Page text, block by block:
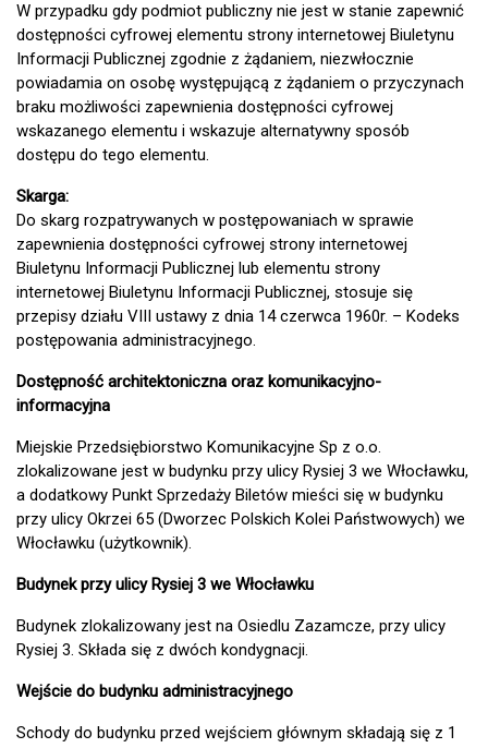
W przypadku gdy podmiot publiczny nie jest w stanie zapewnić
dostępności cyfrowej elementu strony internetowej Biuletynu
Informacji Publicznej zgodnie z żądaniem, niezwłocznie
powiadamia on osobę występującą z żądaniem o przyczynach
braku możliwości zapewnienia dostępności cyfrowej
wskazanego elementu i wskazuje alternatywny sposób
dostępu do tego elementu.
Skarga:
Do skarg rozpatrywanych w postępowaniach w sprawie
zapewnienia dostępności cyfrowej strony internetowej
Biuletynu Informacji Publicznej lub elementu strony
internetowej Biuletynu Informacji Publicznej, stosuje się
przepisy działu VIII ustawy z dnia 14 czerwca 1960r. – Kodeks
postępowania administracyjnego.
Dostępność architektoniczna oraz komunikacyjno-
informacyjna
Miejskie Przedsiębiorstwo Komunikacyjne Sp z o.o.
zlokalizowane jest w budynku przy ulicy Rysiej 3 we Włocławku,
a dodatkowy Punkt Sprzedaży Biletów mieści się w budynku
przy ulicy Okrzei 65 (Dworzec Polskich Kolei Państwowych) we
Włocławku (użytkownik).
Budynek przy ulicy Rysiej 3 we Włocławku
Budynek zlokalizowany jest na Osiedlu Zazamcze, przy ulicy
Rysiej 3. Składa się z dwóch kondygnacji.
Wejście do budynku administracyjnego
Schody do budynku przed wejściem głównym składają się z 1